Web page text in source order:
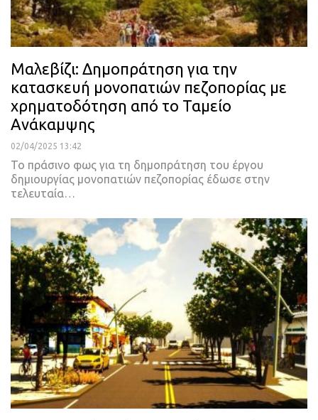
Μαλεβίζι: Δημοπράτηση για την
κατασκευή μονοπατιών πεζοπορίας με
χρηματοδότηση από το Ταμείο
Ανάκαμψης
02/04/2025 13:42
Το πράσινο φως για τη δημοπράτηση του έργου
δημιουργίας μονοπατιών πεζοπορίας έδωσε στην
τελευταία…